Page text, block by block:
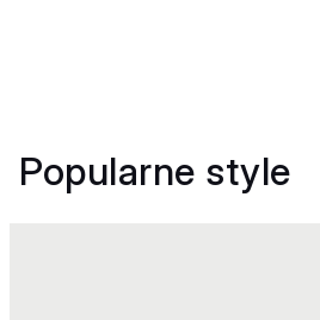
Popularne style